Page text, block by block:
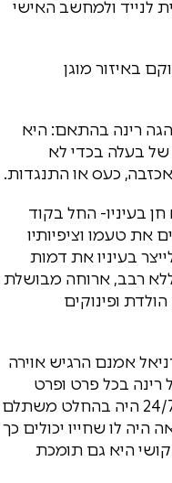
לנייד ולמחשב האישי
באיזור מוגן
רינה בהתאם: היא
בעלה בכדי לא
כעס או התנגדות.
בעיניו- החל בקוד
את טעמו וציפיותיו
בעיניו את דמות
רבב, ארוחה מבושלת
ופינוקים
אמנם הרגיש אוירה
בכל פרט ופרט
בחייו, אך השירות המפנק שניתן לו 24/7 היה בהחלט משתלם
היה לו שחייו יכולים כך
היא גם תומכת